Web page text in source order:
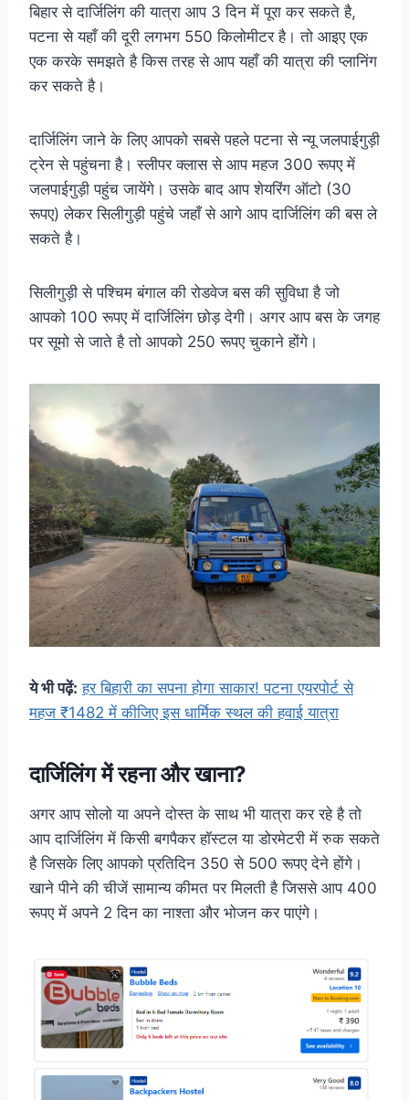
बिहार से दार्जिलिंग की यात्रा आप 3 दिन में पूरा कर सकते है,
पटना से यहाँ की दूरी लगभग 550 किलोमीटर है। तो आइए एक
एक करके समझते है किस तरह से आप यहाँ की यात्रा की प्लानिंग
कर सकते है।
दार्जिलिंग जाने के लिए आपको सबसे पहले पटना से न्यू जलपाईगुड़ी
ट्रेन से पहुंचना है। स्लीपर क्लास से आप महज 300 रूपए में
जलपाईगुड़ी पहुंच जायेंगे। उसके बाद आप शेयरिंग ऑटो (30
रूपए) लेकर सिलीगुड़ी पहुंचे जहाँ से आगे आप दार्जिलिंग की बस ले
सकते है।
सिलीगुड़ी से पश्चिम बंगाल की रोडवेज बस की सुविधा है जो
आपको 100 रूपए में दार्जिलिंग छोड़ देगी। अगर आप बस के जगह
पर सूमो से जाते है तो आपको 250 रूपए चुकाने होंगे।
ये भी पढ़ें: हर बिहारी का सपना होगा साकार! पटना एयरपोर्ट से
महज ₹1482 में कीजिए इस धार्मिक स्थल की हवाई यात्रा
दार्जिलिंग में रहना और खाना?
अगर आप सोलो या अपने दोस्त के साथ भी यात्रा कर रहे है तो
आप दार्जिलिंग में किसी बगपैकर हॉस्टल या डोरमेटरी में रुक सकते
है जिसके लिए आपको प्रतिदिन 350 से 500 रूपए देने होंगे।
खाने पीने की चीजें सामान्य कीमत पर मिलती है जिससे आप 400
रूपए में अपने 2 दिन का नाश्ता और भोजन कर पाएंगे।